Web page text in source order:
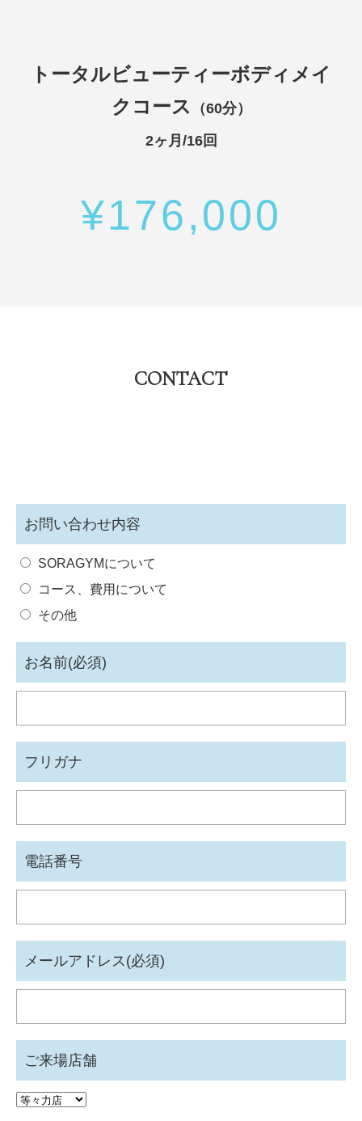
トータルビューティーボディメイ
クコース
（60分）
2ヶ月/16回
¥176,000
CONTACT
お問い合わせ内容
SORAGYMについて
コース、費用について
その他
お名前(必須)
フリガナ
電話番号
メールアドレス(必須)
ご来場店舗